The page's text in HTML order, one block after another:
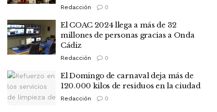
Redacción 0
El COAC 2024 llega a más de 32
millones de personas gracias a Onda
Cádiz
Redacción 0
El Domingo de carnaval deja más de
120.000 kilos de residuos en la ciudad
Redacción 0